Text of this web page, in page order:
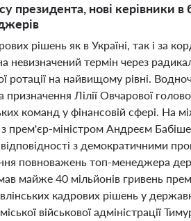
президента, нові керівники в
рішень як в Україні, так і за
термін через
ротації на найвищому рівні.
призначення Лілії Овчарової
команд у фінансовій сфері. На
з прем'єр-міністром Андреєм
з демократичними
повноважень топ-менеджера
майже 40 мільйонів гривень
кадрових рішень у
військової адміністрації